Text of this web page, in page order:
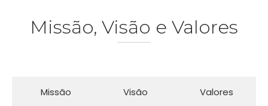
Missão, Visão e Valores
Missão Visão Valores